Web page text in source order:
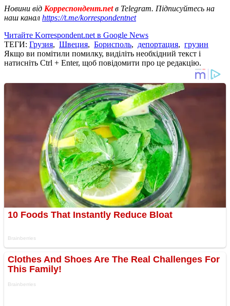
Новини від Корреспондент.netв Telegram. Підписуйтесь на
наш канал https://t.me/korrespondentnet
Читайте Korrespondent.net в Google News
ТЕГИ: Грузия, Швеция, Борисполь, депортация, грузин
Якщо ви помітили помилку, виділіть необхідний текст і
натисніть Ctrl + Enter, щоб повідомити про це редакцію.